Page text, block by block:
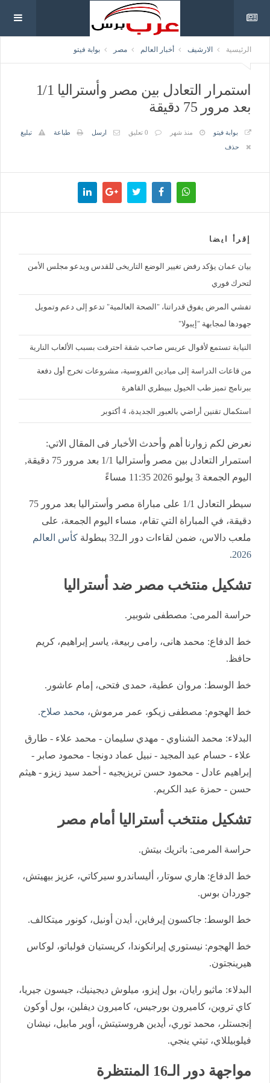
الرئيسية الارشيف أخبار العالم مصر بوابة فيتو
استمرار التعادل بين مصر وأستراليا 1/1
بعد مرور 75 دقيقة
بوابة فيتو منذ شهر 0 تعليق ارسل طباعة
تبليغ
حذف
إقرأ ايضا
بيان عمان يؤكد رفض تغيير الوضع التاريخى للقدس ويدعو مجلس الأمن
لتحرك فوري
تفشي المرض يفوق قدراتنا، "الصحة العالمية" تدعو إلى دعم وتمويل
جهودها لمجابهة "إيبولا"
النيابة تستمع لأقوال عريس صاحب شقة احترقت بسبب الألعاب النارية
من قاعات الدراسة إلى ميادين الفروسية، مشروعات تخرج أول دفعة
ببرنامج تميز طب الخيول ببيطري القاهرة
استكمال تقنين أراضي بالعبور الجديدة، 4 أكتوبر
نعرض لكم زوارنا أهم وأحدث الأخبار فى المقال الاتي:
استمرار التعادل بين مصر وأستراليا 1/1 بعد مرور 75 دقيقة,
اليوم الجمعة 3 يوليو 2026 11:35 مساءً
سيطر التعادل 1/1 على مباراة مصر وأستراليا بعد مرور 75
دقيقة، في المباراة التي تقام، مساء اليوم الجمعة، على
ملعب دالاس، ضمن لقاءات دور الـ32 ببطولة
كأس العالم
2026
.
تشكيل منتخب مصر ضد أستراليا
حراسة المرمى: مصطفى شوبير.
خط الدفاع: محمد هانى، رامى ربيعة، ياسر إبراهيم، كريم
حافظ.
خط الوسط: مروان عطية، حمدى فتحى، إمام عاشور.
خط الهجوم: مصطفى زيكو، عمر مرموش، محمد صلاح.
البدلاء: محمد الشناوي - مهدي سليمان - محمد علاء - طارق
علاء - حسام عبد المجيد - نبيل عماد دونجا - محمود صابر -
إبراهيم عادل - محمود حسن تريزيجيه - أحمد سيد زيزو - هيثم
حسن - حمزة عبد الكريم.
تشكيل منتخب أستراليا أمام مصر
حراسة المرمى: باتريك بيتش.
خط الدفاع: هاري سوتار، أليساندرو سيركاتي، عزيز بيهيتش،
جوردان بوس.
خط الوسط: جاكسون إيرفاين، أيدن أونيل، كونور ميتكالف.
خط الهجوم: نيستوري إيرانكوندا، كريستيان فولباتو، لوكاس
هيرينجتون.
البدلاء: ماثيو رايان، بول إيزو، ميلوش ديجينيك، جيسون جيريا،
كاي تروين، كاميرون بورجيس، كاميرون ديفلين، بول أوكون
إنجستلر، محمد توري، أيدين هروستيتش، أوير مابيل، نيشان
فيلوبيللاي، تيتي ينجي.
مواجهة دور الـ16 المنتظرة